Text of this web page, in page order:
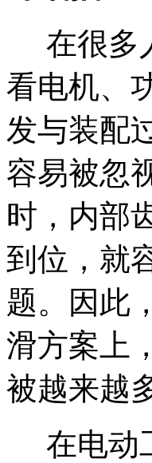
在很多
看电机、
发与装配
容易被忽
时，内部
到位，就
题。因此
滑方案上
被越来越
在电动